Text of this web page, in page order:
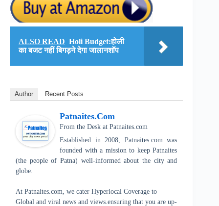
ALSO READ Holi Budget:होली
का बजट नहीं बिगड़ने देगा जालानशॉप
Author Recent Posts
Patnaites.com
From the Desk at Patnaites.com
Established in 2008, Patnaites.com was
founded with a mission to keep Patnaites
(the people of Patna) well-informed about the city and
globe.
At Patnaites.com, we cater Hyperlocal Coverage to
Global and viral news and views.ensuring that you are up-